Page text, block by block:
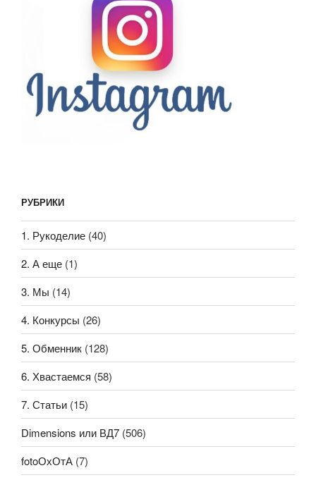
РУБРИКИ
1. Рукоделие (40)
2. А еще (1)
3. Мы (14)
4. Конкурсы (26)
5. Обменник (128)
6. Хвастаемся (58)
7. Статьи (15)
Dimensions или ВД7 (506)
fotoОхОтА (7)